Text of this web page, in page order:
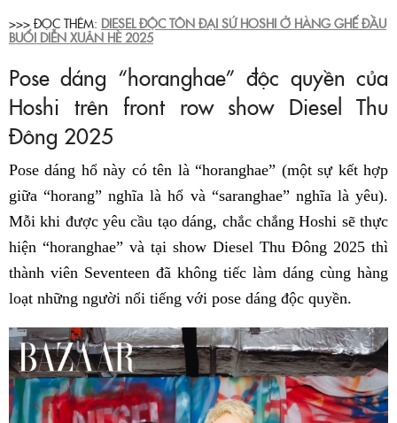
>>> ĐỌC THÊM: DIESEL ĐỘC TÔN ĐẠI SỨ HOSHI Ở HÀNG GHẾ ĐẦU
BUỔI DIỄN XUÂN HÈ 2025
Pose dáng “horanghae” độc quyền của
Hoshi trên front row show Diesel Thu
Đông 2025
Pose dáng hổ này có tên là “horanghae” (một sự kết hợp
giữa “horang” nghĩa là hổ và “saranghae” nghĩa là yêu).
Mỗi khi được yêu cầu tạo dáng, chắc chắng Hoshi sẽ thực
hiện “horanghae” và tại show Diesel Thu Đông 2025 thì
thành viên Seventeen đã không tiếc làm dáng cùng hàng
loạt những người nổi tiếng với pose dáng độc quyền.